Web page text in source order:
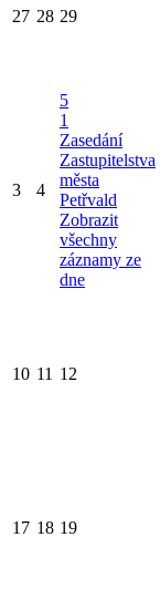
27 28 29
3 4
5
1
Zasedání
Zastupitelstva
města
Petřvald
Zobrazit
všechny
záznamy ze
dne
10 11 12
17 18 19